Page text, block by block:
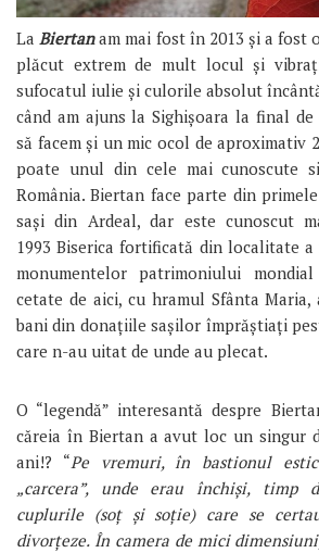
LaBiertanam mai fost în 2013 și a fost
plăcut extrem de mult locul și
sufocatul iulie și culorile absolut
când am ajuns la Sighișoara la final
să facem și un mic ocol de aproximativ
poate unul din cele mai cunoscute
România. Biertan face parte din
sași din Ardeal, dar este cunoscut
1993 Biserica fortificată din localitate
monumentelor patrimoniului mondial
cetate de aici, cu hramul Sfânta
bani din donațiile sașilor împrăștiați
care n-au uitat de unde au plecat.
O “legendă” interesantă despre
căreia în Biertan a avut loc un singur
ani!? “Pe vremuri, în bastionul
„carcera”, unde erau închiși, timp
cuplurile (soț și soție) care se
divorțeze. În camera de mici